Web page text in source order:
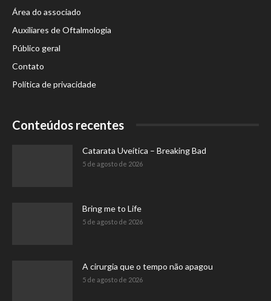
Área do associado
Auxiliares de Oftalmologia
Público geral
Contato
Política de privacidade
Conteúdos recentes
Catarata Uveítica – Breaking Bad
5 de agosto de 2026
Bring me to Life
5 de agosto de 2026
A cirurgia que o tempo não apagou
5 de agosto de 2026